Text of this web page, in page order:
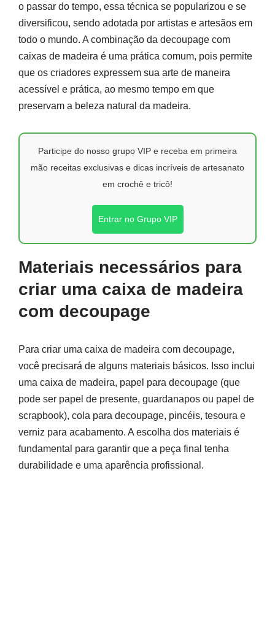
o passar do tempo, essa técnica se popularizou e se
diversificou, sendo adotada por artistas e artesãos em
todo o mundo. A combinação da decoupage com
caixas de madeira é uma prática comum, pois permite
que os criadores expressem sua arte de maneira
acessível e prática, ao mesmo tempo em que
preservam a beleza natural da madeira.
Participe do nosso grupo VIP e receba em primeira
mão receitas exclusivas e dicas incríveis de artesanato
em crochê e tricô!
Entrar no Grupo VIP
Materiais necessários para
criar uma caixa de madeira
com decoupage
Para criar uma caixa de madeira com decoupage,
você precisará de alguns materiais básicos. Isso inclui
uma caixa de madeira, papel para decoupage (que
pode ser papel de presente, guardanapos ou papel de
scrapbook), cola para decoupage, pincéis, tesoura e
verniz para acabamento. A escolha dos materiais é
fundamental para garantir que a peça final tenha
durabilidade e uma aparência profissional.